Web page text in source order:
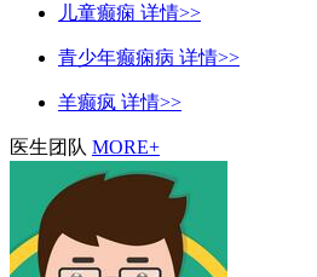
儿童癫痫 详情>>
青少年癫痫病 详情>>
羊癫疯 详情>>
医生团队 MORE+